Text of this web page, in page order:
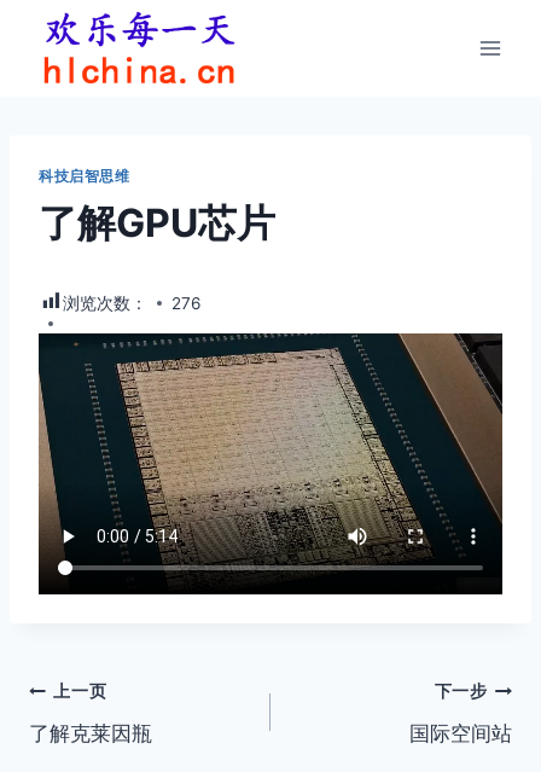
科技启智思维
了解GPU芯片
浏览次数： 276
文
章
上一页
了解克莱因瓶
下一步
国际空间站